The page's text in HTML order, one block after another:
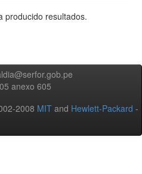
producido resultados.
anexo 605
2008 MIT and Hewlett-Packard -